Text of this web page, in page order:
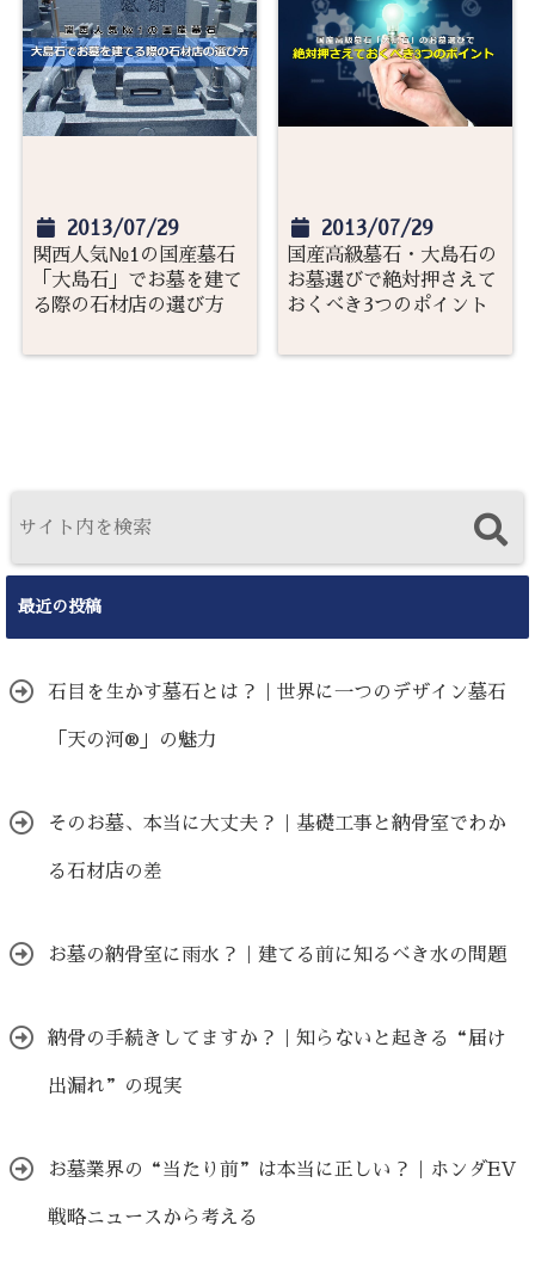
2013/07/29
関西人気№1の国産墓石
「大島石」でお墓を建て
る際の石材店の選び方
2013/07/29
国産高級墓石・大島石の
お墓選びで絶対押さえて
おくべき3つのポイント
最近の投稿
石目を生かす墓石とは？｜世界に一つのデザイン墓石
「天の河®」の魅力
そのお墓、本当に大丈夫？｜基礎工事と納骨室でわか
る石材店の差
お墓の納骨室に雨水？｜建てる前に知るべき水の問題
納骨の手続きしてますか？｜知らないと起きる“届け
出漏れ”の現実
お墓業界の“当たり前”は本当に正しい？｜ホンダEV
戦略ニュースから考える